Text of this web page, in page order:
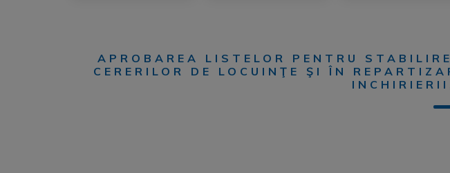
APROBAREA LISTELOR PENTRU
CERERILOR DE LOCUINŢE ŞI ÎN